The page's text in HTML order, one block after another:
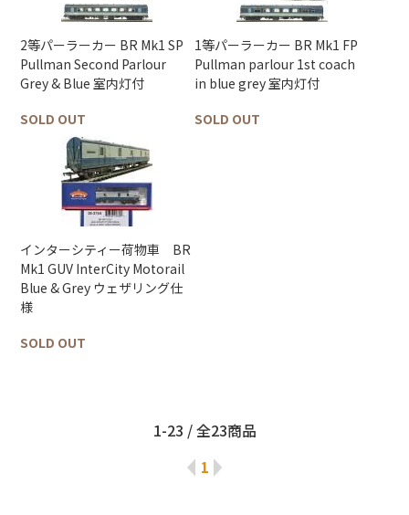
2等パーラーカー BR Mk1 SP
Pullman Second Parlour
Grey & Blue 室内灯付
SOLD OUT
1等パーラーカー BR Mk1 FP
Pullman parlour 1st coach
in blue grey 室内灯付
SOLD OUT
インターシティー荷物車 BR
Mk1 GUV InterCity Motorail
Blue & Grey ウェザリング仕
様
SOLD OUT
1-23 / 全23商品
1